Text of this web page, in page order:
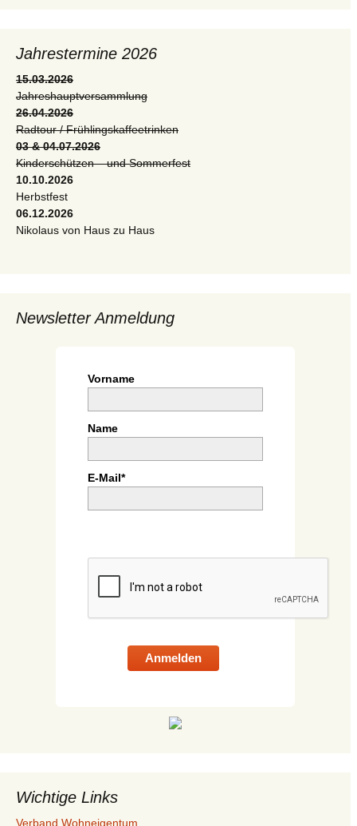
Jahrestermine 2026
15.03.2026
Jahreshauptversammlung
26.04.2026
Radtour / Frühlingskaffeetrinken
03 & 04.07.2026
Kinderschützen – und Sommerfest
10.10.2026
Herbstfest
06.12.2026
Nikolaus von Haus zu Haus
Newsletter Anmeldung
Vorname
Name
E-Mail*
Anmelden
Wichtige Links
Verband Wohneigentum